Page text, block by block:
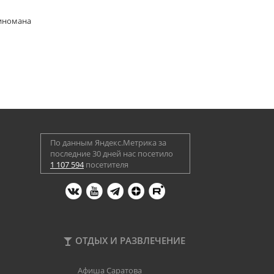
По данным Яндекс.Метрика за
последние 30 дней нас посетило
1 107 594посетителя
ОТДЫХ И РАЗВЛЕЧЕНИЕ
Афиша Саратова